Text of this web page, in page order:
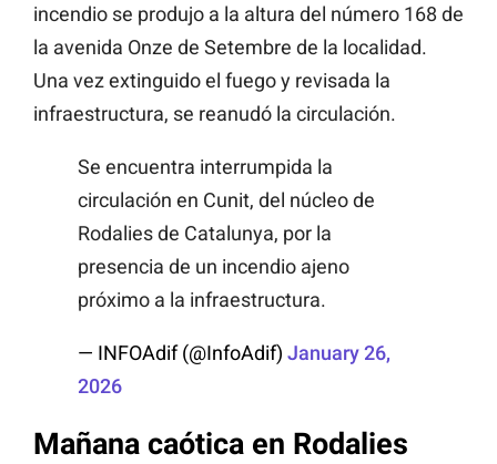
incendio se produjo a la altura del número 168 de
la avenida Onze de Setembre de la localidad.
Una vez extinguido el fuego y revisada la
infraestructura, se reanudó la circulación.
Se encuentra interrumpida la
circulación en Cunit, del núcleo de
Rodalies de Catalunya, por la
presencia de un incendio ajeno
próximo a la infraestructura.
— INFOAdif (@InfoAdif) January 26,
2026
Mañana caótica en Rodalies